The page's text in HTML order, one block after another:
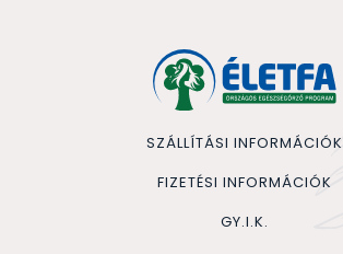
SZÁLLÍTÁSI INFORMÁCIÓK
FIZETÉSI INFORMÁCIÓK
GY.I.K.